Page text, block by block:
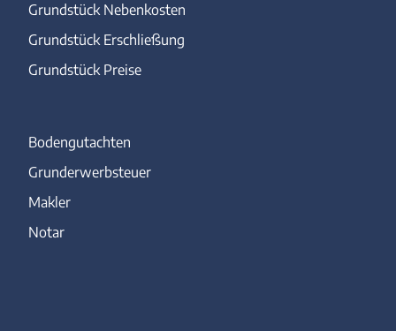
Grundstück Nebenkosten
Grundstück Erschließung
Grundstück Preise
Bodengutachten
Grunderwerbsteuer
Makler
Notar